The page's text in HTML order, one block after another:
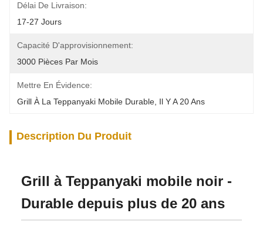
Délai De Livraison:
17-27 Jours
Capacité D'approvisionnement:
3000 Pièces Par Mois
Mettre En Évidence:
Grill À La Teppanyaki Mobile Durable Il Y A 20 Ans
Description Du Produit
Grill à Teppanyaki mobile noir -
Durable depuis plus de 20 ans